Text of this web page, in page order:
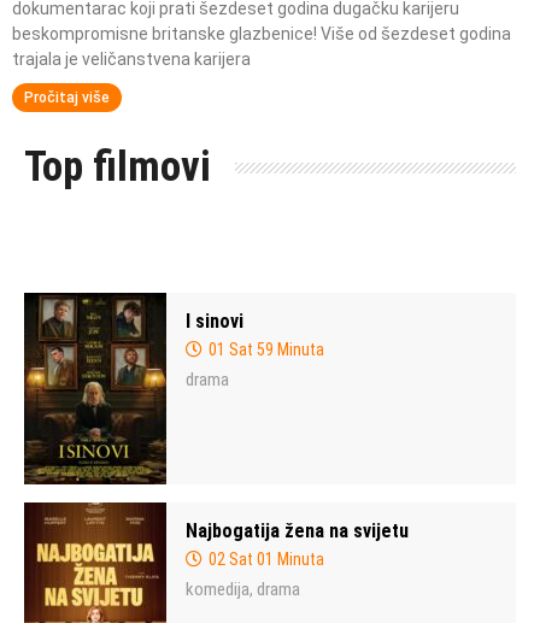
dokumentarac koji prati šezdeset godina dugačku karijeru
beskompromisne britanske glazbenice! Više od šezdeset godina
trajala je veličanstvena karijera
Pročitaj više
Top filmovi
I sinovi
01 Sat 59 Minuta
drama
Najbogatija žena na svijetu
02 Sat 01 Minuta
komedija, drama